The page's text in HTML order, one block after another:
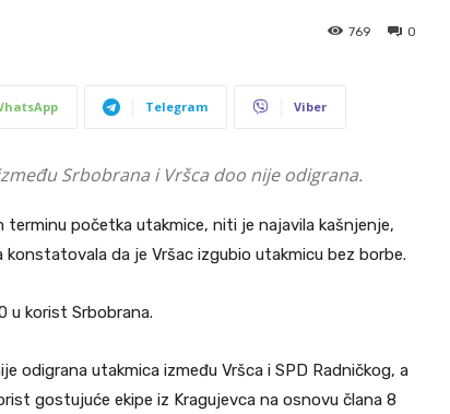
0
769
Telegram Viber
Srbobrana i Vršca doo nije odigrana.
početka utakmice, niti je najavila kašnjenje,
da je Vršac izgubio utakmicu bez borbe.
u korist Srbobrana.
odigrana utakmica između Vršca i SPD Radničkog, a
gostujuće ekipe iz Kragujevca na osnovu člana 8